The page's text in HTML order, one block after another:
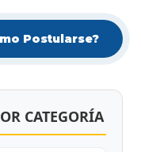
Postularse?
CATEGORÍA